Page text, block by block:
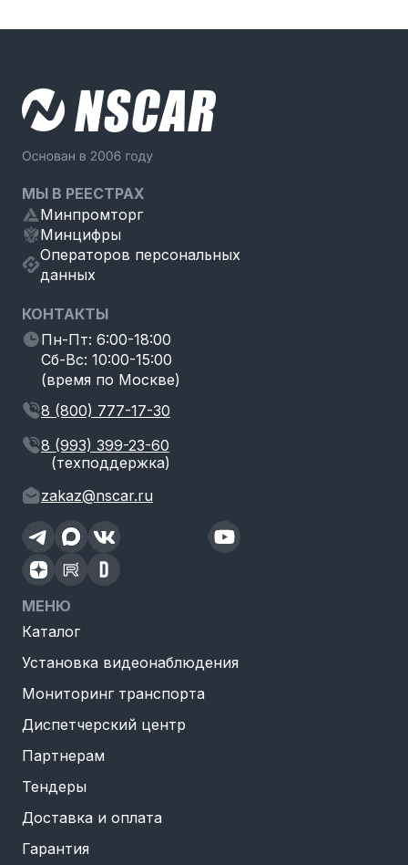
МЫ В РЕЕСТРАХ
Минпромторг
Минцифры
Операторов персональных
данных
КОНТАКТЫ
Пн-Пт: 6:00-18:00
Сб-Вс: 10:00-15:00
(время по Москве)
8 (800) 777-17-30
8 (993) 399-23-60
(техподдержка)
zakaz@nscar.ru
МЕНЮ
Каталог
Установка видеонаблюдения
Мониторинг транспорта
Диспетчерский центр
Партнерам
Тендеры
Доставка и оплата
Гарантия